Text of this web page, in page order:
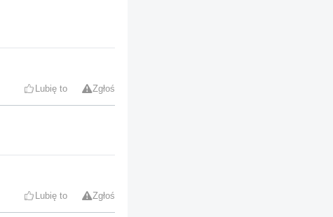
Lubię to Zgłoś
Lubię to Zgłoś